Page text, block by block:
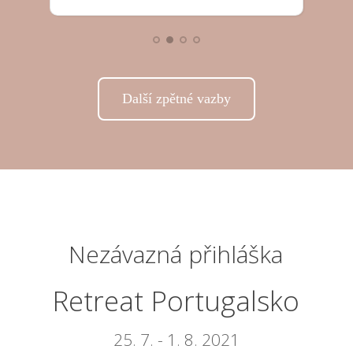
Další zpětné vazby
Nezávazná přihláška
Retreat Portugalsko
25. 7. - 1. 8. 2021